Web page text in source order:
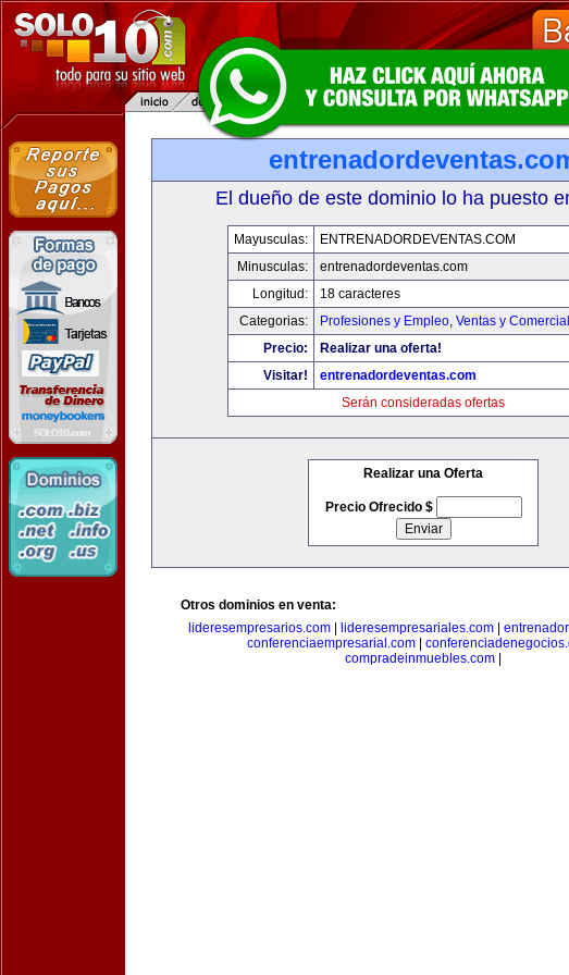
El dueño de este dominio lo ha puesto
Mayusculas:
ENTRENADORDEVENTAS.COM
Minusculas:
entrenadordeventas.com
Longitud:
18 caracteres
Categorias:
Profesiones y Empleo, Ventas y
Precio:
Realizar una oferta!
Visitar!
entrenadordeventas.com
Serán consideradas ofertas
Realizar una Oferta
Precio Ofrecido $
Otros dominios en venta:
lideresempresarios.com
lideresempresariales.com
conferenciaempresarial.com
compradeinmuebles.com